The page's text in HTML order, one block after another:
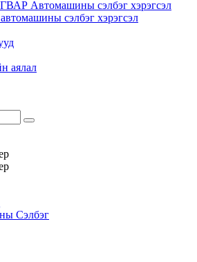
Автомашины сэлбэг хэрэгсэл
сэлбэг хэрэгсэл
аялал
Сэлбэг